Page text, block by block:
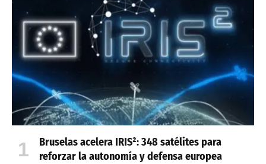
Bruselas acelera IRIS²: 348 satélites para
reforzar la autonomía y defensa europea